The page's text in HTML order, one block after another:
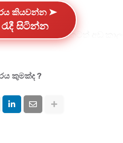
නැති බවත් පැයකටත් අඩු
වේ.
ප්‍රාන්තයේ රික්ටර්
කියවන්න ➤
සිටින්න
කුමක්ද ?